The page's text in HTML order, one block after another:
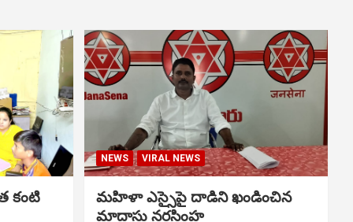
కంటి
NEWS VIRAL NEWS
మహిళా ఎస్సైపై దాడిని ఖండించిన
మాదాసు నరసింహ